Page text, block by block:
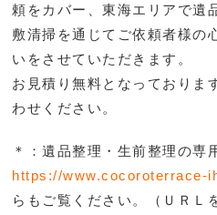
頼をカバー、東海エリアで遺
敷清掃を通じてご依頼者様の
いをさせていただきます。
お見積り無料となっておりま
わせください。
＊：遺品整理・生前整理の専
https://www.cocoroterrace-
らもご覧ください。（ＵＲＬ